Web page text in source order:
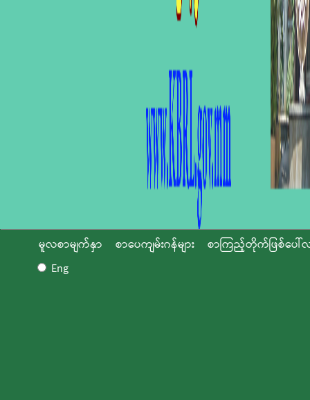
မူလစာမျက်နှာ စာပေကျမ်းဂန်များ
စာကြည့်တိုက်ဖြစ်ပေါ်
Eng